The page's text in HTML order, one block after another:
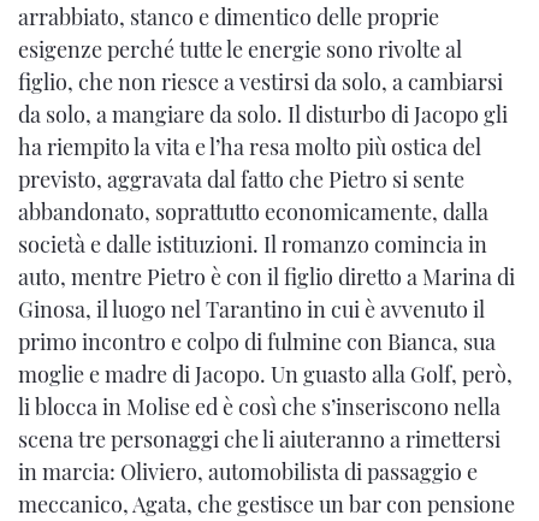
arrabbiato, stanco e dimentico delle proprie
esigenze perché tutte le energie sono rivolte al
figlio, che non riesce a vestirsi da solo, a cambiarsi
da solo, a mangiare da solo. Il disturbo di Jacopo gli
ha riempito la vita e l’ha resa molto più ostica del
previsto, aggravata dal fatto che Pietro si sente
abbandonato, soprattutto economicamente, dalla
società e dalle istituzioni. Il romanzo comincia in
auto, mentre Pietro è con il figlio diretto a Marina di
Ginosa, il luogo nel Tarantino in cui è avvenuto il
primo incontro e colpo di fulmine con Bianca, sua
moglie e madre di Jacopo. Un guasto alla Golf, però,
li blocca in Molise ed è così che s’inseriscono nella
scena tre personaggi che li aiuteranno a rimettersi
in marcia: Oliviero, automobilista di passaggio e
meccanico, Agata, che gestisce un bar con pensione